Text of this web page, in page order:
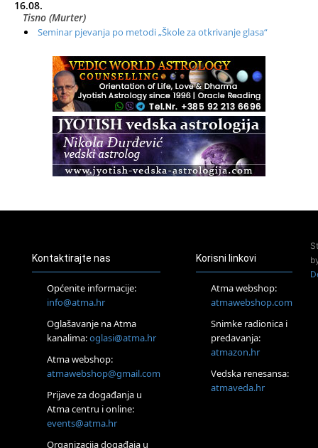
16.08.
Tisno (Murter)
Seminar pjevanja po metodi „Škole za otkrivanje glasa“
Radionica: Pomagači iz drugih dimenzija Online – otvoreno za
Zagreb+Online
Osnovni ThetaHealing® tečaj, Zagreb i Online
Access BARS®, otpusti stres
Pjesma srca / Zagreb
Tečaj Višeg Vodstva, razvijanja intuicije i Akaša zapisa
Online
Postanite Nositelj Vibracije Nove Zemlje
Visoko
Alemka Dauskardt – Jednodnevna radionica sistemskih
konstelacija
Zagreb
HOD PO ŽERAVICI – Seminar koji mijenja tijelo, duh i um
Kontaktirajte nas
Općenite informacije:
info@atma.hr
Oglašavanje na Atma
kanalima:oglasi@atma.hr
Atma webshop:
atmawebshop@gmail.com
Prijave za događanja u
Atma centru i online:
events@atma.hr
Organizacija događaja u
Korisni linkovi
Atma webshop:
atmawebshop.com
Snimke radionica i
predavanja:
atmazon.hr
Vedska renesansa:
atmaveda.hr